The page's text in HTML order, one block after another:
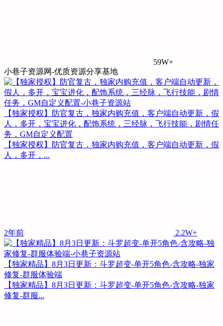
59W+
小巷子资源网-优质资源分享基地
【独家授权】防官复古，独家内购充值，客户端自动更新，假
人，多开，宝宝进化，配饰系统，三经脉，飞行技能，剧情任
务，GM自定义配置
【独家授权】防官复古，独家内购充值，客户端自动更新，假
人，多开，...
2年前 2.2W+
【独家精品】8月3日更新：斗罗超变-单开5角色-含攻略-独家
修复-群服体验端
【独家精品】8月3日更新：斗罗超变-单开5角色-含攻略-独家
修复-群服...